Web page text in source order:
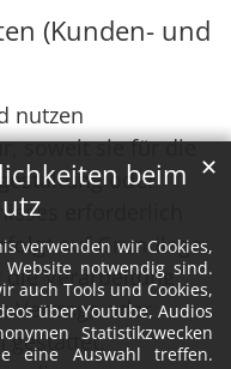
beim
verwenden wir Cookies,
notwendig sind.
auch Tools und Cookies,
über Youtube, Audios
Statistikzwecken
eine Auswahl treffen.
✕
(Kunden- und
nutzen
soweit sie für die
oder
erforderlich
auf Grundlage
die Verarbeitung
Vertrags oder
gestattet.